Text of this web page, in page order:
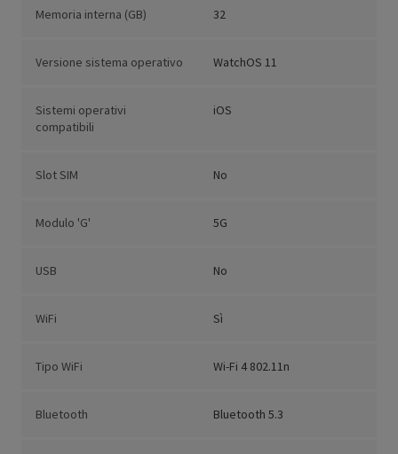
Memoria interna (GB) 32
Versione sistema operativo WatchOS 11
Sistemi operativi
compatibili
iOS
Slot SIM No
Modulo 'G' 5G
USB No
WiFi Sì
Tipo WiFi Wi-Fi 4 802.11n
Bluetooth Bluetooth 5.3